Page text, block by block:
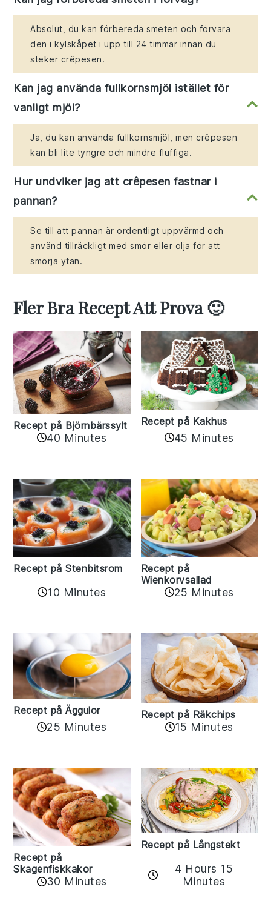
Absolut, du kan förbereda smeten och förvara
den i kylskåpet i upp till 24 timmar innan du
steker crêpesen.
Kan jag använda fullkornsmjöl istället för
vanligt mjöl?
Ja, du kan använda fullkornsmjöl, men crêpesen
kan bli lite tyngre och mindre fluffiga.
Hur undviker jag att crêpesen fastnar i
pannan?
Se till att pannan är ordentligt uppvärmd och
använd tillräckligt med smör eller olja för att
smörja ytan.
Fler Bra Recept Att Prova 🙂
Recept på Björnbärssylt
40 Minutes
Recept på Kakhus
45 Minutes
Recept på Stenbitsrom
10 Minutes
Recept på
Wienkorvsallad
25 Minutes
Recept på Äggulor
25 Minutes
Recept på Räkchips
15 Minutes
Recept på
Skagenfiskkakor
30 Minutes
Recept på Långstekt
4 Hours 15
Minutes